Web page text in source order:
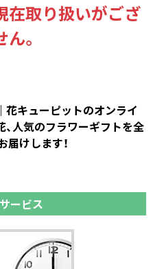
在取り扱いがござ
。
キューピットのオンライ
人気のフラワーギフトを全
届けします！
ービス